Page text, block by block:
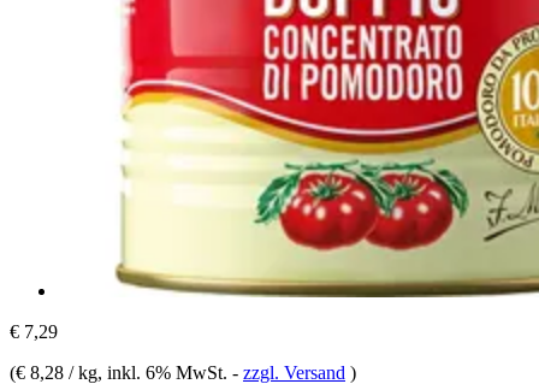
€ 7,29
(€ 8,28 / kg, inkl. 6% MwSt. - zzgl. Versand )